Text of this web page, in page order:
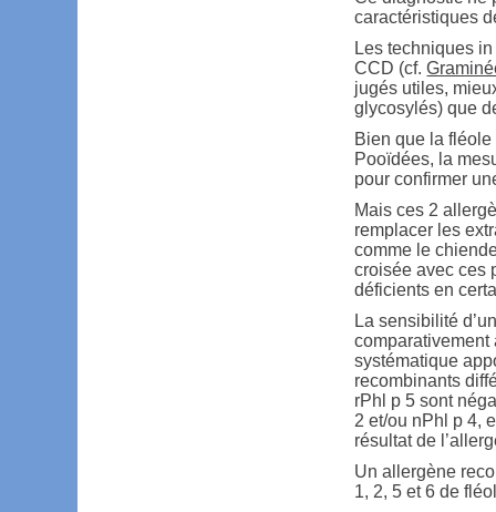
caractéristiques
Les techniques
CCD (cf.
jugés utiles,
glycosylés) que
Bien que la
Pooïdées, la
pour confirmer
Mais ces 2
remplacer les
comme le
croisée avec ces
déficients en
La sensibilité
comparativement
systématique
recombinants
rPhl p 5 sont
2 et/ou nPhl p 4,
résultat de
Un allergène
1, 2, 5 et 6 de